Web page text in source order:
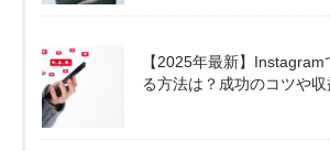
【2025年最新】
る方法は？成功のコツや